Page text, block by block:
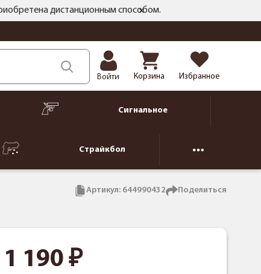
дистанционным способом.
Войти Корзина Избранное
Сигнальное
Страйкбол
Артикул: 644990432 Поделиться
1 190